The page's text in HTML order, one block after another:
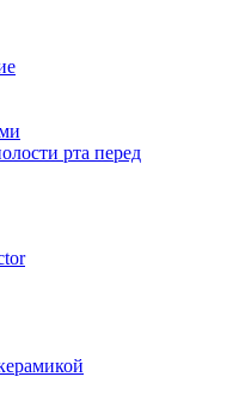
рта перед